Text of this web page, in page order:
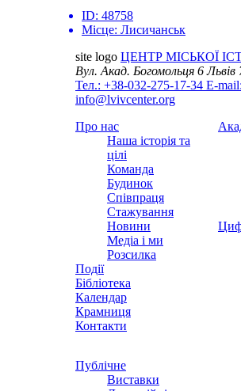
ID: 48758
Місце: Лисичанськ
site logo ЦЕНТР МІСЬКОЇ
Вул. Акад. Богомольця 6Львів
Тел.: +38-032-275-17-34 E-mail:
info@lvivcenter.org
Про нас
Наша історія та
цілі
Команда
Будинок
Співпраця
Стажування
Новини
Медіа і ми
Розсилка
Події
Бібліотека
Календар
Крамниця
Контакти
Публічне
Виставки